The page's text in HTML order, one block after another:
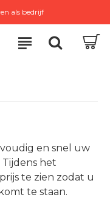
als bedrijf
en snel uw
het
te zien zodat u
te staan.